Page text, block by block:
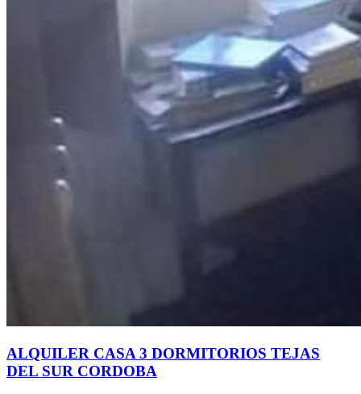
ALQUILER CASA 3 DORMITORIOS TEJAS
DEL SUR CORDOBA